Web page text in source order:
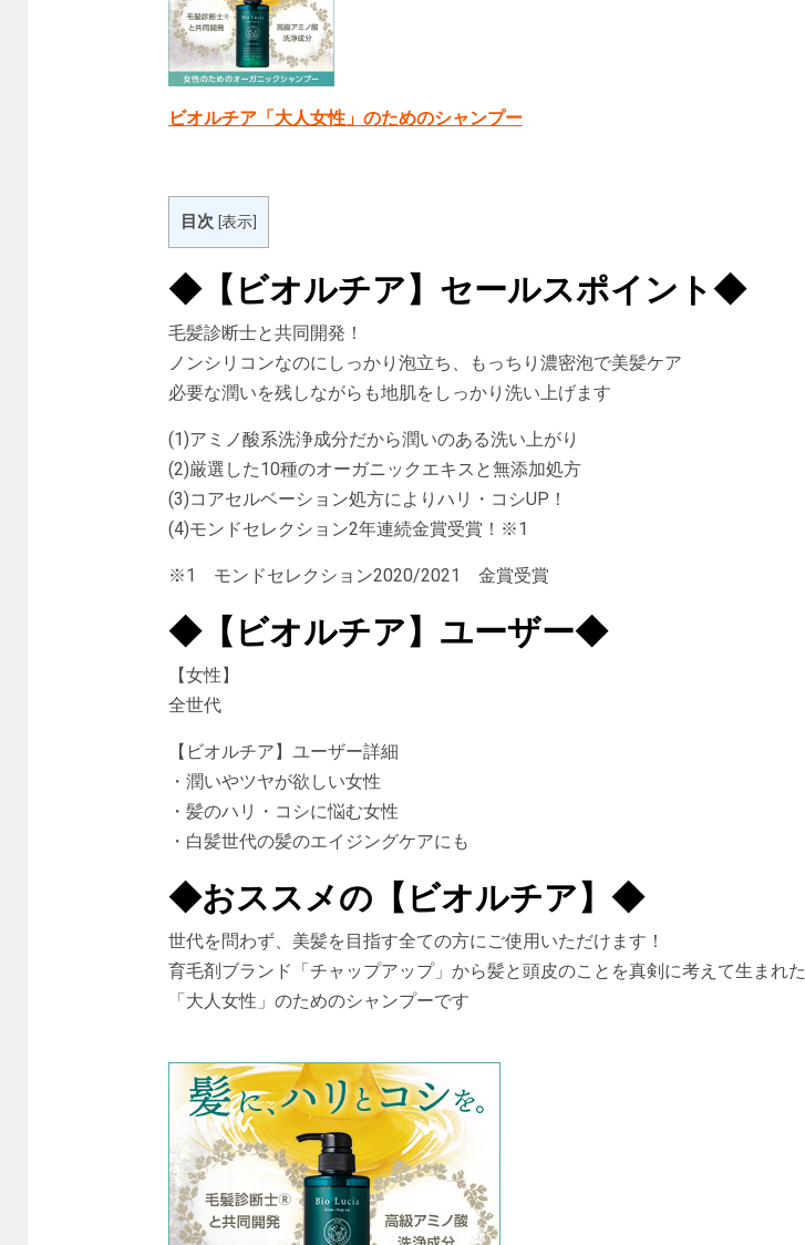
ビオルチア「大人女性」のためのシャンプー
目次 [表示]
◆【ビオルチア】セールスポイント◆
毛髪診断士と共同開発！
ノンシリコンなのにしっかり泡立ち、もっちり濃密泡で美髪ケア
必要な潤いを残しながらも地肌をしっかり洗い上げます
(1)アミノ酸系洗浄成分だから潤いのある洗い上がり
(2)厳選した10種のオーガニックエキスと無添加処方
(3)コアセルベーション処方によりハリ・コシUP！
(4)モンドセレクション2年連続金賞受賞！※1
※1 モンドセレクション2020/2021 金賞受賞
◆【ビオルチア】ユーザー◆
【女性】
全世代
【ビオルチア】ユーザー詳細
・潤いやツヤが欲しい女性
・髪のハリ・コシに悩む女性
・白髪世代の髪のエイジングケアにも
◆おススメの【ビオルチア】◆
世代を問わず、美髪を目指す全ての方にご使用いただけます！
育毛剤ブランド「チャップアップ」から髪と頭皮のことを真剣に考えて生まれた
「大人女性」のためのシャンプーです